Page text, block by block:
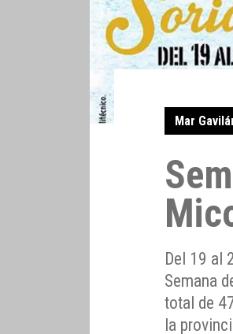
Mar
Del 19 al
Semana
total de
la